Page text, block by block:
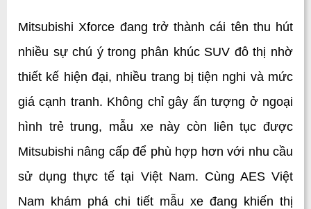
Mitsubishi Xforce đang trở thành cái tên thu hút
nhiều sự chú ý trong phân khúc SUV đô thị nhờ
thiết kế hiện đại, nhiều trang bị tiện nghi và mức
giá cạnh tranh. Không chỉ gây ấn tượng ở ngoại
hình trẻ trung, mẫu xe này còn liên tục được
Mitsubishi nâng cấp để phù hợp hơn với nhu cầu
sử dụng thực tế tại Việt Nam. Cùng AES Việt
Nam khám phá chi tiết mẫu xe đang khiến thị